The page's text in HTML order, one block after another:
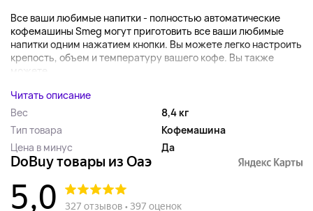
Все ваши любимые напитки - полностью автоматические
кофемашины Smeg могут приготовить все ваши любимые
напитки одним нажатием кнопки. Вы можете легко настроить
крепость, объем и температуру вашего кофе. Вы также
можете...
Читать описание
Вес
8,4 кг
Тип товара
Кофемашина
Цена в минус
Да